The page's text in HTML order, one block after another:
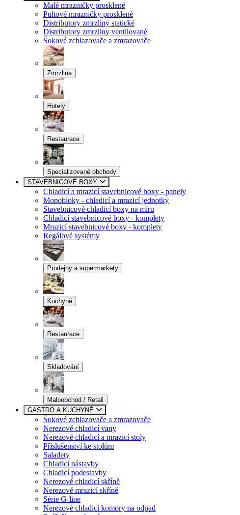
Malé mrazničky prosklené
Pultové mrazničky prosklené
Distributory zmrzliny statické
Distributory zmrzliny ventilované
Šokové zchlazovače a zmrazovače
Zmrzlina
Hotely
Restaurace
Specializované obchody
STAVEBNICOVÉ BOXY
Chladicí a mrazicí stavebnicové boxy - panely
Monobloky - chladicí a mrazicí jednotky
Stavebnicové chladicí boxy na míru
Chladicí stavebnicové boxy - komplety
Mrazicí stavebnicové boxy - komplety
Regálové systémy
Prodejny a supermarkety
Kuchyně
Restaurace
Skladování
Maloobchod / Retail
GASTRO A KUCHYNĚ
Šokové zchlazovače a zmrazovače
Nerezové chladicí vany
Nerezové chladicí a mrazicí stoly
Příslušenství ke stolům
Saladety
Chladicí nástavby
Chladicí podestavby
Nerezové chladicí skříně
Nerezové mrazicí skříně
Série G-line
Nerezové chladicí komory na odpad